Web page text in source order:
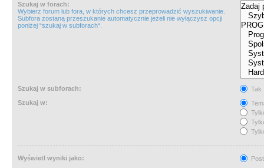
Szukaj w forach:
Wybierz forum lub fora, w których chcesz przeprowadzić wyszukiwanie.
Subfora zostaną przeszukanie automatycznie jeżeli nie wyłączysz opcji
poniżej “szukaj w subforach“.
Szukaj w subforach:
Tak
Szukaj w:
Wyświetl wyniki jako: